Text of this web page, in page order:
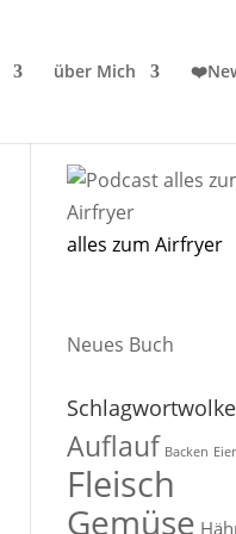
über Mich
alles zum Airfryer
Neues Buch
Schlagwortwolke
Auflauf Backen Eier
Fleisch
Gemüse